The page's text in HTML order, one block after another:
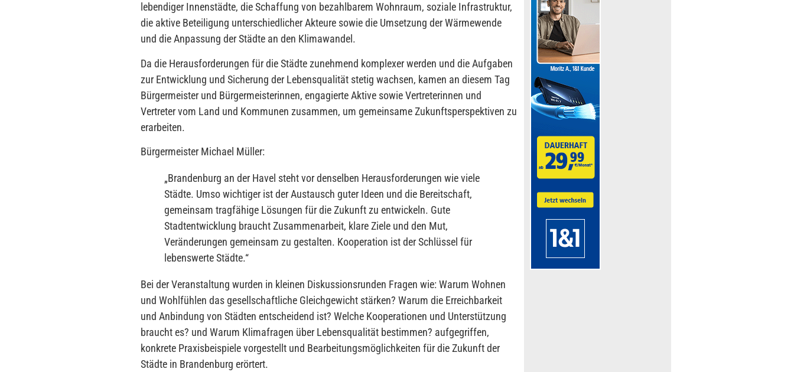
lebendiger Innenstädte, die Schaffung von bezahlbarem Wohnraum, soziale Infrastruktur,
die aktive Beteiligung unterschiedlicher Akteure sowie die Umsetzung der Wärmewende
und die Anpassung der Städte an den Klimawandel.
Da die Herausforderungen für die Städte zunehmend komplexer werden und die Aufgaben
zur Entwicklung und Sicherung der Lebensqualität stetig wachsen, kamen an diesem Tag
Bürgermeister und Bürgermeisterinnen, engagierte Aktive sowie Vertreterinnen und
Vertreter vom Land und Kommunen zusammen, um gemeinsame Zukunftsperspektiven zu
erarbeiten.
Bürgermeister Michael Müller:
„Brandenburg an der Havel steht vor denselben Herausforderungen wie viele
Städte. Umso wichtiger ist der Austausch guter Ideen und die Bereitschaft,
gemeinsam tragfähige Lösungen für die Zukunft zu entwickeln. Gute
Stadtentwicklung braucht Zusammenarbeit, klare Ziele und den Mut,
Veränderungen gemeinsam zu gestalten. Kooperation ist der Schlüssel für
lebenswerte Städte.“
Bei der Veranstaltung wurden in kleinen Diskussionsrunden Fragen wie: Warum Wohnen
und Wohlfühlen das gesellschaftliche Gleichgewicht stärken? Warum die Erreichbarkeit
und Anbindung von Städten entscheidend ist? Welche Kooperationen und Unterstützung
braucht es? und Warum Klimafragen über Lebensqualität bestimmen? aufgegriffen,
konkrete Praxisbeispiele vorgestellt und Bearbeitungsmöglichkeiten für die Zukunft der
Städte in Brandenburg erörtert.